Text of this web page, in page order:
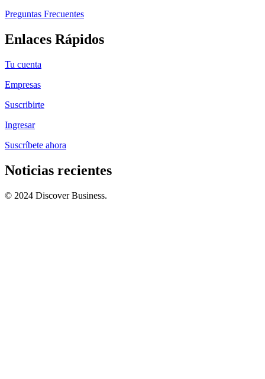
Preguntas Frecuentes
Enlaces Rápidos
Tu cuenta
Empresas
Suscribirte
Ingresar
Suscríbete ahora
Noticias recientes
© 2024 Discover Business.